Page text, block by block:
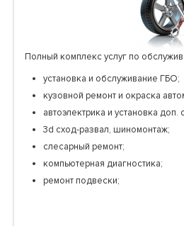
Полный комплекс услуг по
установка и обслуживание ГБО;
кузовной ремонт и окраска
автоэлектрика и установка доп.
3d сход-развал, шиномонтаж;
слесарный ремонт;
компьютерная диагностика;
ремонт подвески;